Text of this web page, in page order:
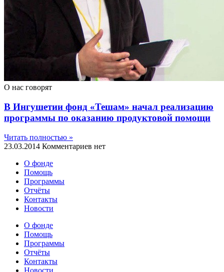
О нас говорят
В Ингушетии фонд «Тешам» начал реализацию
программы по оказанию продуктовой помощи
Читать полностью »
23.03.2014 Комментариев нет
О фонде
Помощь
Программы
Отчёты
Контакты
Новости
О фонде
Помощь
Программы
Отчёты
Контакты
Новости